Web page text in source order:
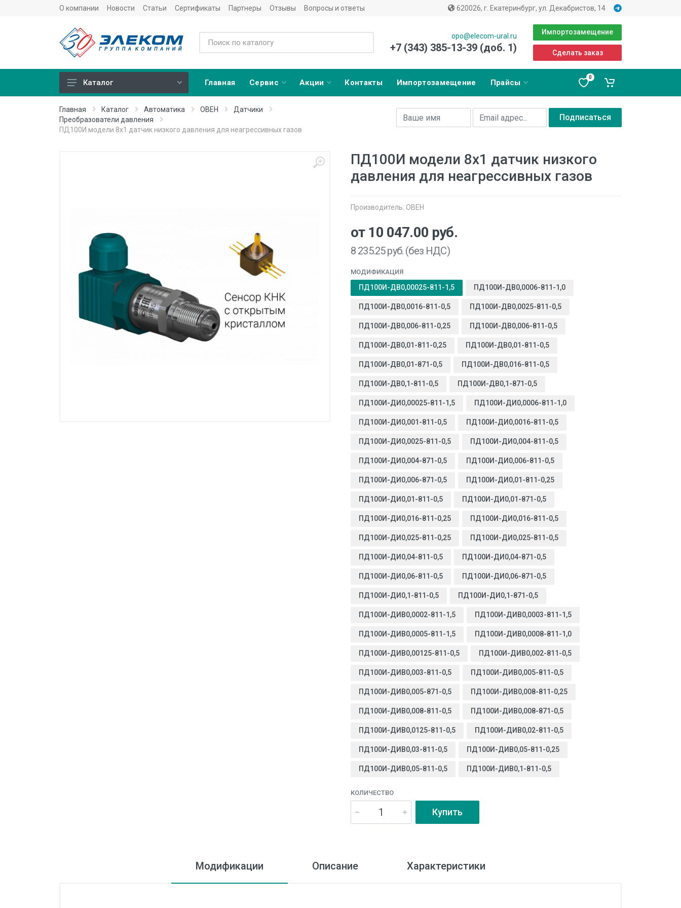
О компании Новости Статьи Сертификаты Партнеры Отзывы Вопросы и ответы 620026, г. Екатеринбург, ул. Декабристов, 14
opo@elecom-ural.ru
+7 (343) 385-13-39 (доб. 1)
Импортозамещение
Сделать заказ
Тепловычислители
Манометры, термометры
Оборудование для монтажа
Корректоры газов
Сумматоры электроэнергии
ОВЕН
Каталог Главная Сервис Акции Контакты Импортозамещение Прайсы
0
Главная Каталог Автоматика ОВЕН
Датчики
Преобразователи давления
ПД100И модели 8х1 датчик низкого давления для неагрессивных газов
Имя
E-mail адрес Подписаться
ПД100И модели 8х1 датчик низкого
давления для неагрессивных газов
Производитель: ОВЕН
от 10 047.00 руб.
8 235.25руб. (без НДС)
МОДИФИКАЦИЯ
ПД100И-ДВ0,00025-811-1,5 ПД100И-ДВ0,0006-811-1,0
ПД100И-ДВ0,0016-811-0,5 ПД100И-ДВ0,0025-811-0,5
ПД100И-ДВ0,006-811-0,25 ПД100И-ДВ0,006-811-0,5
ПД100И-ДВ0,01-811-0,25 ПД100И-ДВ0,01-811-0,5
ПД100И-ДВ0,01-871-0,5 ПД100И-ДВ0,016-811-0,5
ПД100И-ДВ0,1-811-0,5 ПД100И-ДВ0,1-871-0,5
ПД100И-ДИ0,00025-811-1,5 ПД100И-ДИ0,0006-811-1,0
ПД100И-ДИ0,001-811-0,5 ПД100И-ДИ0,0016-811-0,5
ПД100И-ДИ0,0025-811-0,5 ПД100И-ДИ0,004-811-0,5
ПД100И-ДИ0,004-871-0,5 ПД100И-ДИ0,006-811-0,5
ПД100И-ДИ0,006-871-0,5 ПД100И-ДИ0,01-811-0,25
ПД100И-ДИ0,01-811-0,5 ПД100И-ДИ0,01-871-0,5
ПД100И-ДИ0,016-811-0,25 ПД100И-ДИ0,016-811-0,5
ПД100И-ДИ0,025-811-0,25 ПД100И-ДИ0,025-811-0,5
ПД100И-ДИ0,04-811-0,5 ПД100И-ДИ0,04-871-0,5
ПД100И-ДИ0,06-811-0,5 ПД100И-ДИ0,06-871-0,5
ПД100И-ДИ0,1-811-0,5 ПД100И-ДИ0,1-871-0,5
ПД100И-ДИВ0,0002-811-1,5 ПД100И-ДИВ0,0003-811-1,5
ПД100И-ДИВ0,0005-811-1,5 ПД100И-ДИВ0,0008-811-1,0
ПД100И-ДИВ0,00125-811-0,5 ПД100И-ДИВ0,002-811-0,5
ПД100И-ДИВ0,003-811-0,5 ПД100И-ДИВ0,005-811-0,5
ПД100И-ДИВ0,005-871-0,5 ПД100И-ДИВ0,008-811-0,25
ПД100И-ДИВ0,008-811-0,5 ПД100И-ДИВ0,008-871-0,5
ПД100И-ДИВ0,0125-811-0,5 ПД100И-ДИВ0,02-811-0,5
ПД100И-ДИВ0,03-811-0,5 ПД100И-ДИВ0,05-811-0,25
ПД100И-ДИВ0,05-811-0,5 ПД100И-ДИВ0,1-811-0,5
КОЛИЧЕСТВО
Купить
Модификации Описание Характеристики